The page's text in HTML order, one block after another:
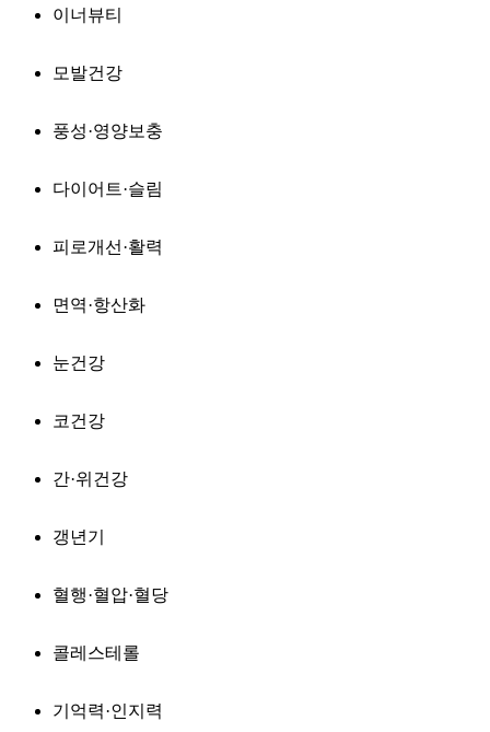
이너뷰티
모발건강
풍성·영양보충
다이어트·슬림
피로개선·활력
면역·항산화
눈건강
코건강
간·위건강
갱년기
혈행·혈압·혈당
콜레스테롤
기억력·인지력